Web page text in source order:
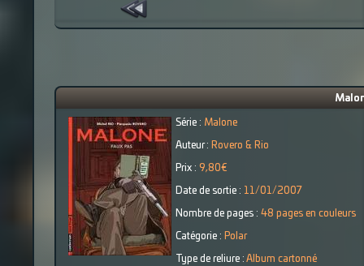
Série : Malone
Auteur : Rovero & Rio
Prix : 9,80€
Date de sortie : 11/01/2007
Nombre de pages : 48 pages en couleurs
Catégorie : Polar
Type de reliure : Album cartonné